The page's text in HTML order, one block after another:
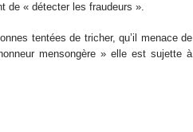
de « détecter les fraudeurs ».
tentées de tricher, qu’il menace de
mensongère » elle est sujette à